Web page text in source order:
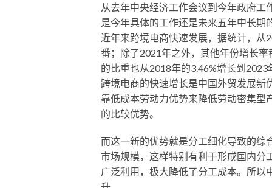
从去年中央经济工作会议到今年政府
是今年具体的工作还是未来五年中长期
近年来跨境电商快速发展，据统计，从
番；除了2021年之外，其他年份增长
的比重也从2018年的3.46%增长到
跨境电商的快速增长是中国外贸发展
靠低成本劳动力优势来降低劳动密集
的比较优势。
而这一新的优势就是分工细化导致的综
市场规模，这样特别有利于形成国内分
广泛利用，极大降低了分工成本。所